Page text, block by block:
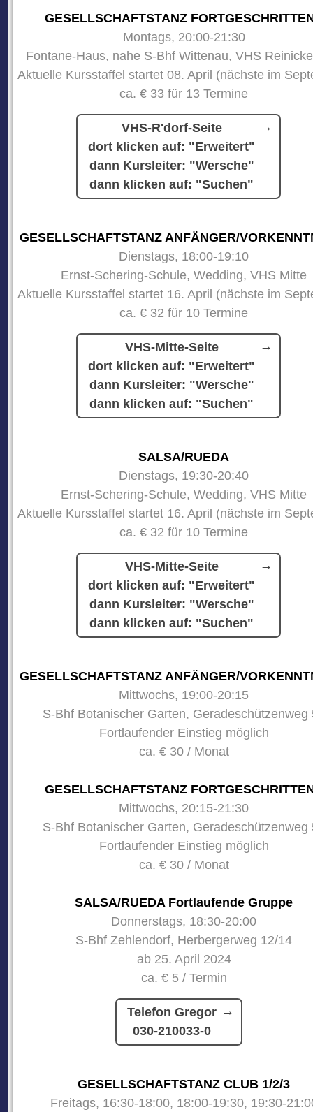
GESELLSCHAFTSTANZ
Montags, 20:00-21:30
Fontane-Haus, nahe S-Bhf Wittenau, VHS
Aktuelle Kursstaffel startet 08. April (nächste im
ca. € 33 für 13 Termine
VHS-R'dorf-Seite
dort klicken auf: "Erweitert"
dann Kursleiter: "Wersche"
dann klicken auf: "Suchen"
GESELLSCHAFTSTANZ ANFÄNGER/
Dienstags, 18:00-19:10
Ernst-Schering-Schule, Wedding, VHS Mitte
Aktuelle Kursstaffel startet 16. April (nächste im
ca. € 32 für 10 Termine
VHS-Mitte-Seite
dort klicken auf: "Erweitert"
dann Kursleiter: "Wersche"
dann klicken auf: "Suchen"
SALSA/RUEDA
Dienstags, 19:30-20:40
Ernst-Schering-Schule, Wedding, VHS Mitte
Aktuelle Kursstaffel startet 16. April (nächste im
ca. € 32 für 10 Termine
VHS-Mitte-Seite
dort klicken auf: "Erweitert"
dann Kursleiter: "Wersche"
dann klicken auf: "Suchen"
GESELLSCHAFTSTANZ ANFÄNGER/
Mittwochs, 19:00-20:15
S-Bhf Botanischer Garten, Geradeschützenweg
Fortlaufender Einstieg möglich
ca. € 30 / Monat
GESELLSCHAFTSTANZ
Mittwochs, 20:15-21:30
S-Bhf Botanischer Garten, Geradeschützenweg
Fortlaufender Einstieg möglich
ca. € 30 / Monat
SALSA/RUEDA Fortlaufende Gruppe
Donnerstags, 18:30-20:00
S-Bhf Zehlendorf, Herbergerweg 12/14
ab 25. April 2024
ca. € 5 / Termin
Telefon Gregor
030-210033-0
GESELLSCHAFTSTANZ CLUB 1/2/3
Freitags, 16:30-18:00, 18:00-19:30, 19:30-